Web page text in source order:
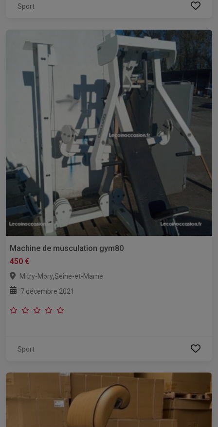
Sport
Machine de musculation gym80
450 €
Mitry-Mory,Seine-et-Marne
7 décembre 2021
Sport